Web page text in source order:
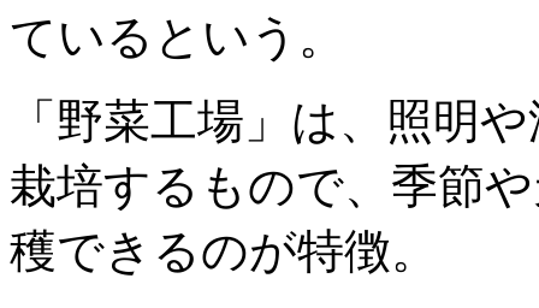
ているという。
「野菜工場」は、照明
栽培するもので、季節
穫できるのが特徴。